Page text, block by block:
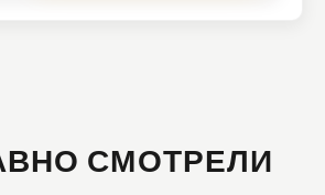
СМОТРЕЛИ